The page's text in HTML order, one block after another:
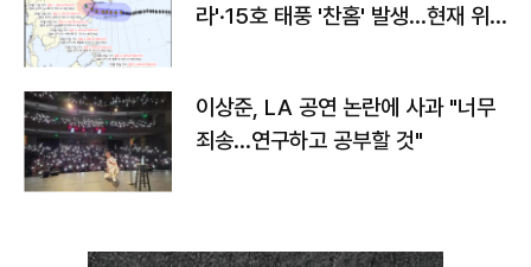
라'·15호 태풍 '찬홈' 발생…현재 위
이상준, LA 공연 논란에 사과 "너무
죄송…연구하고 공부할 것"